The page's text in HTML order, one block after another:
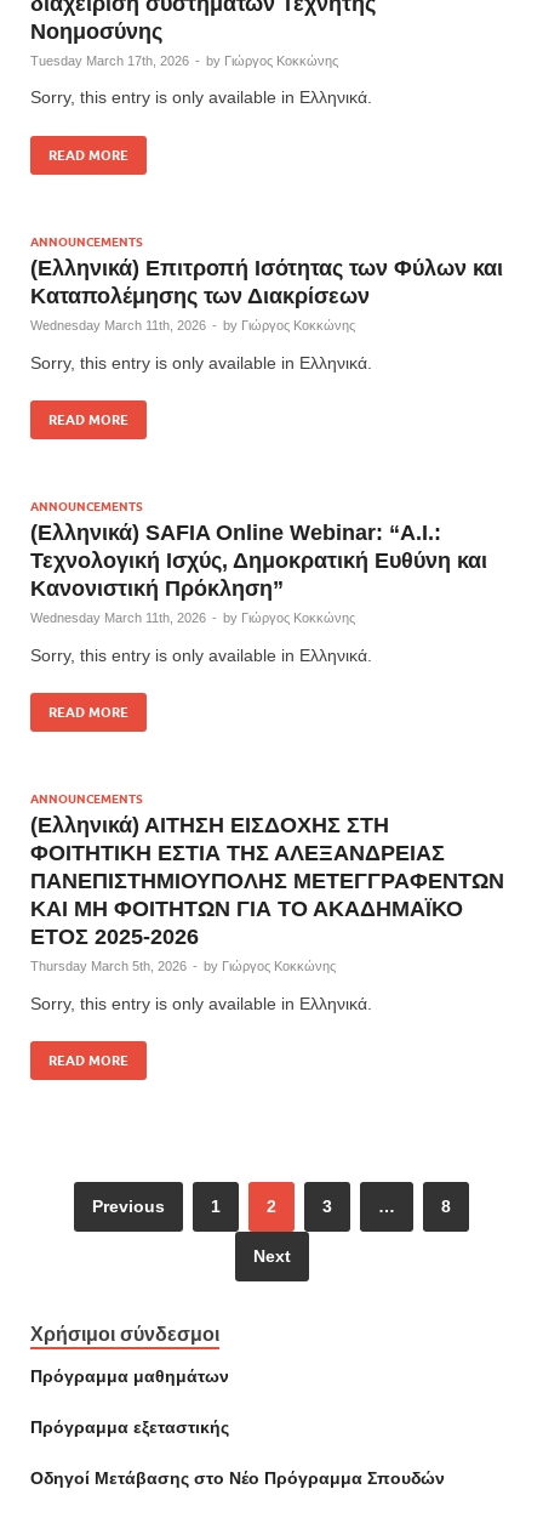
Νοημοσύνης
Tuesday March 17th, 2026 - by Γιώργος Κοκκώνης
Sorry, this entry is only available in Ελληνικά.
READ MORE
ANNOUNCEMENTS
(Ελληνικά) Επιτροπή Ισότητας των Φύλων και
Καταπολέμησης των Διακρίσεων
Wednesday March 11th, 2026 - by Γιώργος Κοκκώνης
Sorry, this entry is only available in Ελληνικά.
READ MORE
ANNOUNCEMENTS
(Ελληνικά) SAFIA Online Webinar: “A.I.:
Τεχνολογική Ισχύς, Δημοκρατική Ευθύνη και
Κανονιστική Πρόκληση”
Wednesday March 11th, 2026 - by Γιώργος Κοκκώνης
Sorry, this entry is only available in Ελληνικά.
READ MORE
ANNOUNCEMENTS
(Ελληνικά) ΑΙΤΗΣΗ ΕΙΣΔΟΧΗΣ ΣΤΗ
ΦΟΙΤΗΤΙΚΗ ΕΣΤΙΑ ΤΗΣ ΑΛΕΞΑΝΔΡΕΙΑΣ
ΠΑΝΕΠΙΣΤΗΜΙΟΥΠΟΛΗΣ ΜΕΤΕΓΓΡΑΦΕΝΤΩΝ
ΚΑΙ ΜΗ ΦΟΙΤΗΤΩΝ ΓΙΑ ΤΟ ΑΚΑΔΗΜΑΪΚΟ
ΕΤΟΣ 2025-2026
Thursday March 5th, 2026 - by Γιώργος Κοκκώνης
Sorry, this entry is only available in Ελληνικά.
READ MORE
Previous 1 2 3 … 8
Next
Χρήσιμοι σύνδεσμοι
Πρόγραμμα μαθημάτων
Πρόγραμμα εξεταστικής
Οδηγοί Mετάβασης στο Νέο Πρόγραμμα Σπουδών